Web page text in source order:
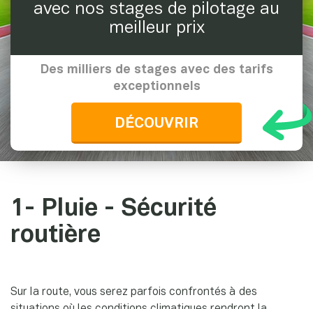
avec nos stages de pilotage au
meilleur prix
Des milliers de stages avec des tarifs
exceptionnels
DÉCOUVRIR
1- Pluie - Sécurité
routière
Sur la route, vous serez parfois confrontés à des